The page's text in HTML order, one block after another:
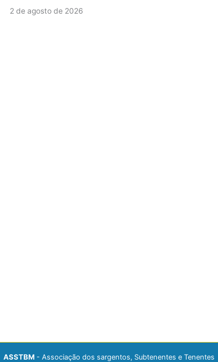
2 de agosto de 2026
ASSTBM - Associação dos sargentos, Subtenentes e Tenentes